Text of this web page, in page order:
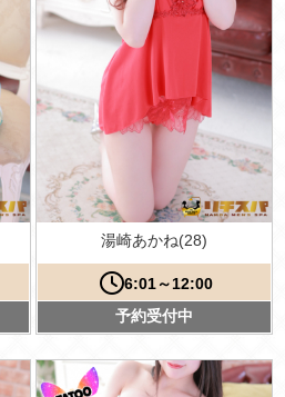
湯崎あかね(28)
6:01～12:00
予約受付中